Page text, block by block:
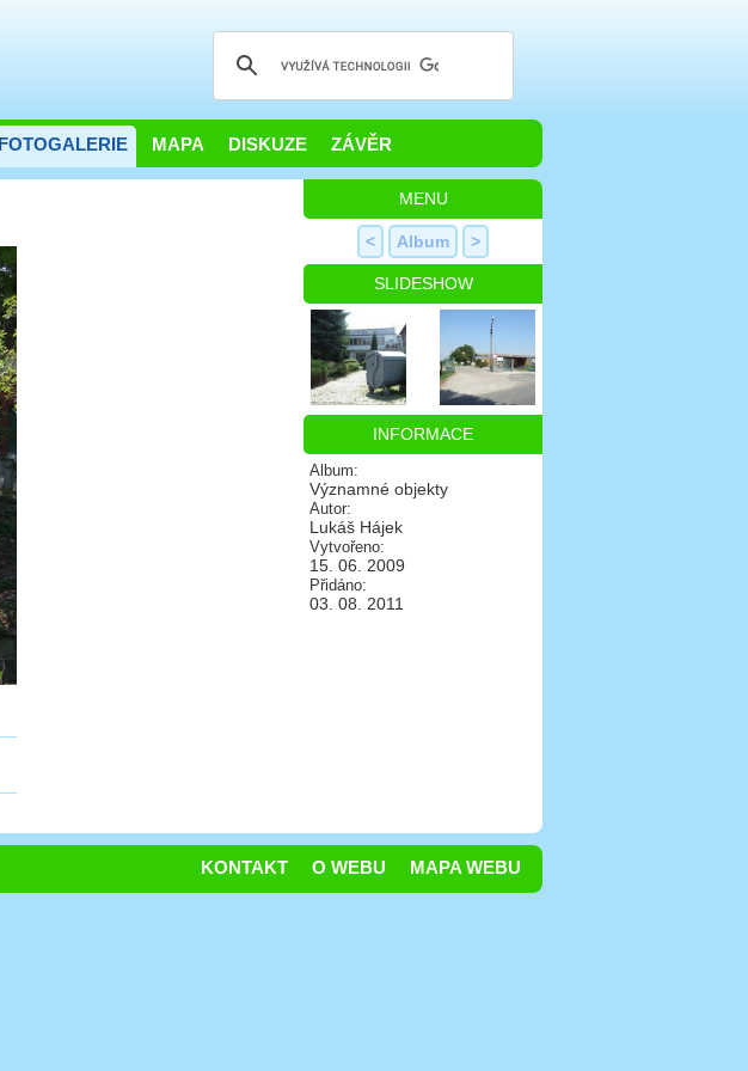
FOTOGALERIE MAPA DISKUZE ZÁVĚR
MENU
< Album >
SLIDESHOW
INFORMACE
Album:
Významné objekty
Autor:
Lukáš Hájek
Vytvořeno:
15. 06. 2009
Přidáno:
03. 08. 2011
MAPA WEBU
O WEBU
KONTAKT